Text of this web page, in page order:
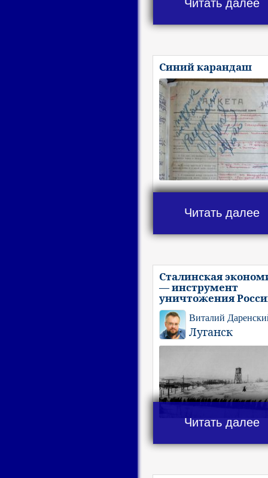
Читать далее
Синий карандаш
Читать далее
Сталинская
— инструмент
уничтожения
Виталий
Луганск
Читать далее